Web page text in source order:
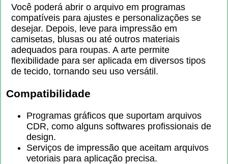
Você poderá abrir o arquivo em programas
compatíveis para ajustes e personalizações se
desejar. Depois, leve para impressão em
camisetas, blusas ou até outros materiais
adequados para roupas. A arte permite
flexibilidade para ser aplicada em diversos tipos
de tecido, tornando seu uso versátil.
Compatibilidade
Programas gráficos que suportam arquivos
CDR, como alguns softwares profissionais de
design.
Serviços de impressão que aceitam arquivos
vetoriais para aplicação precisa.